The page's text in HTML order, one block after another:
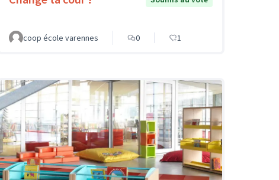
coop école varennes 0 1